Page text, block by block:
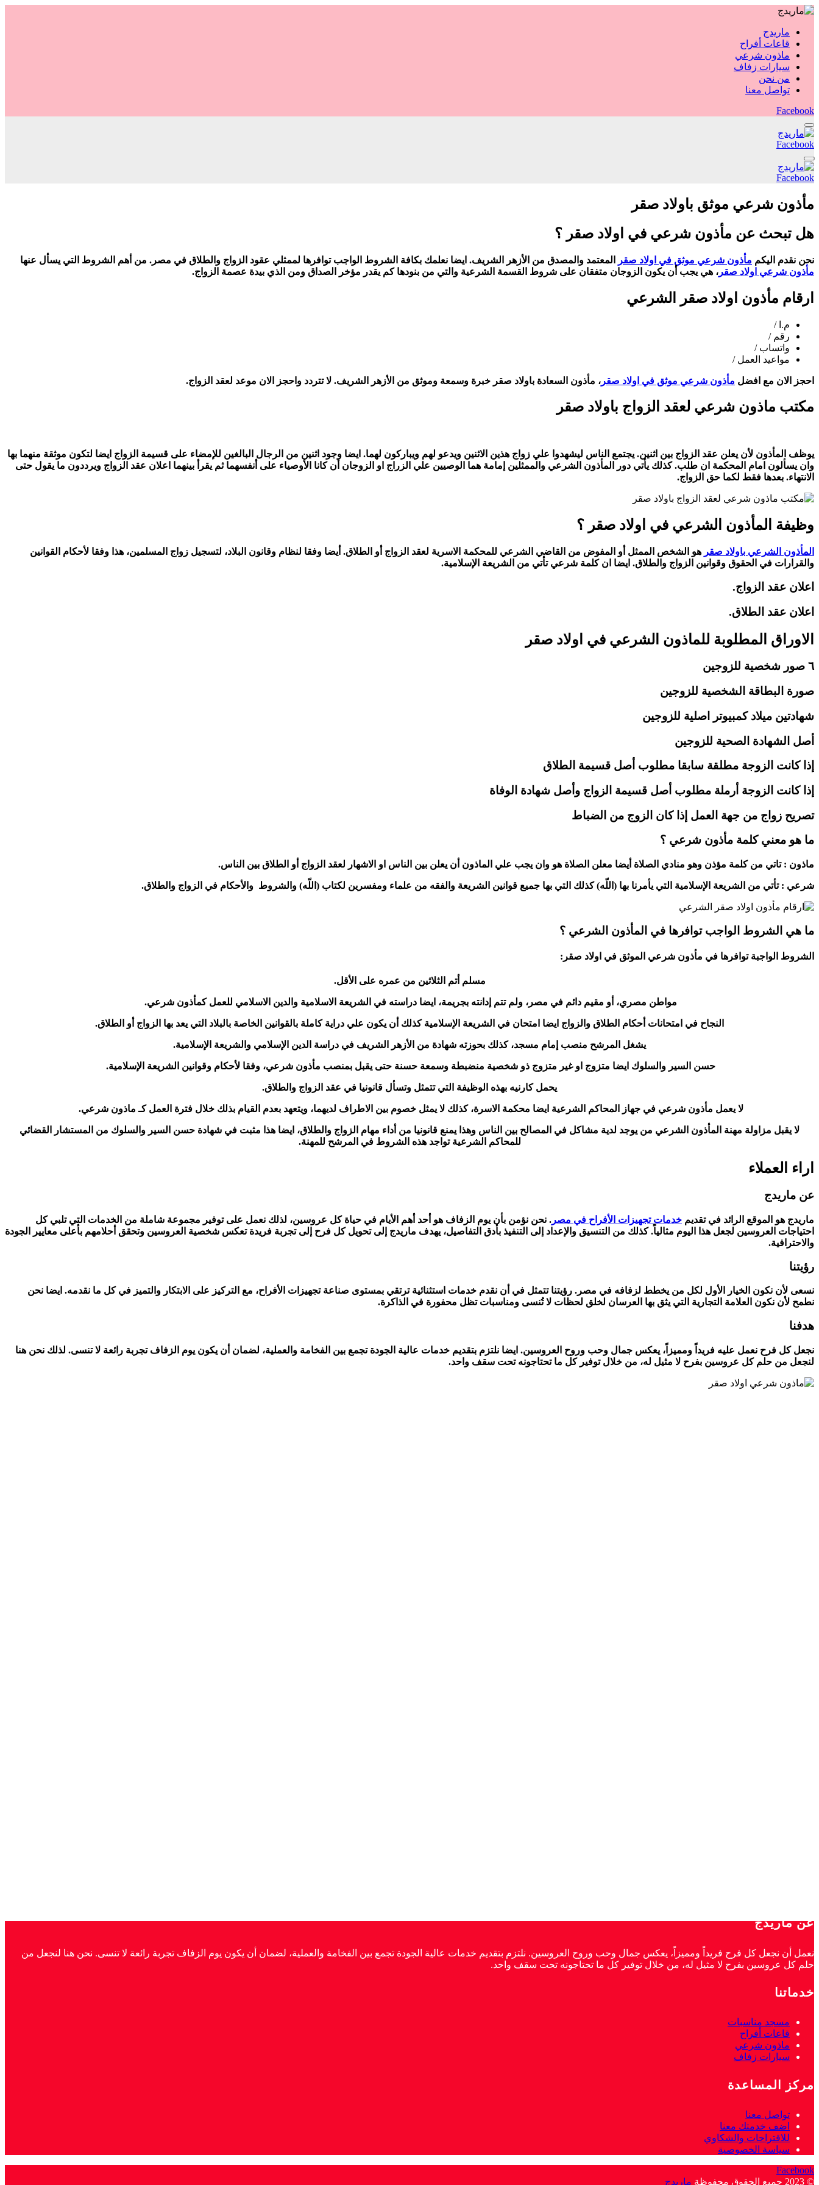
ماريدج
قاعات أفراح
ماذون شرعي
سيارات زفاف
من نحن
تواصل معنا
Facebook
Facebook
Facebook
مأذون شرعي موثق باولاد صقر
هل تبحث عن مأذون شرعي في اولاد صقر ؟
نحن نقدم اليكم مأذون شرعي موثق في اولاد صقر
المعتمد والمصدق من الأزهر الشريف. ايضا نعلمك بكافة الشروط الواجب توافرها لممثلي عقود الزواج والطلاق في مصر. من أهم الشروط التي يسأل عنها
مأذون شرعي اولاد صقر ، هي يجب أن يكون الزوجان متفقان على شروط القسمة الشرعية والتي من بنودها كم يقدر مؤخر الصداق ومن الذي بيدة عصمة الزواج.
ارقام مأذون اولاد صقر الشرعي
م.ا /
رقم /
واتساب /
مواعيد العمل /
احجز الان مع افضل مأذون شرعي موثق في اولاد صقر ، مأذون السعادة باولاد صقر خبرة وسمعة وموثق من الأزهر الشريف. لا تتردد واحجز الان موعد لعقد الزواج.
مكتب ماذون شرعي لعقد الزواج باولاد صقر
يوظف المأذون لأن يعلن عقد الزواج بين اثنين. يجتمع الناس ليشهدوا علي زواج هذين الاثنين ويدعو لهم ويباركون لهما. ايضا وجود اثنين من الرجال البالغين للإمضاء على قسيمة الزواج ايضا لتكون موثقة منهما بها
وان يسألون امام المحكمة ان طلب. كذلك يأتي دور المأذون الشرعي والممثلين إمامة هما الوصيين علي الزراج او الزوجان أن كانا الأوصياء على أنفسهما ثم يقرأ بينهما اعلان عقد الزواج ويرددون ما يقول حتى
الانتهاء. بعدها فقط لكما حق الزواج.
وظيفة المأذون الشرعي في اولاد صقر ؟
المأذون الشرعي باولاد صقر هو الشخص الممثل أو المفوض من القاضي الشرعي للمحكمة الاسرية لعقد الزواج أو الطلاق. أيضا وفقا لنظام وقانون البلاد، لتسجيل زواج المسلمين، هذا وفقا لأحكام القوانين
والقرارات في الحقوق وقوانين الزواج والطلاق. ايضا ان كلمة شرعي تأتي من الشريعة الإسلامية.
اعلان عقد الزواج.
اعلان عقد الطلاق.
الاوراق المطلوبة للماذون الشرعي في اولاد صقر
٦ صور شخصية للزوجين
صورة البطاقة الشخصية للزوجين
شهادتين ميلاد كمبيوتر اصلية للزوجين
أصل الشهادة الصحية للزوجين
إذا كانت الزوجة مطلقة سابقا مطلوب أصل قسيمة الطلاق
إذا كانت الزوجة أرملة مطلوب أصل قسيمة الزواج وأصل شهادة الوفاة
تصريح زواج من جهة العمل إذا كان الزوج من الضباط
ما هو معني كلمة مأذون شرعي ؟
ماذون : تاتي من كلمة مؤذن وهو منادي الصلاة أيضا معلن الصلاة هو وان يجب علي الماذون أن يعلن بين الناس او الاشهار لعقد الزواج أو الطلاق بين الناس.
شرعي : تأتي من الشريعة الإسلامية التي يأمرنا بها (اللّه) كذلك التي بها جميع قوانين الشريعة والفقه من علماء ومفسرين لكتاب (اللّه) والشروط والأحكام في الزواج والطلاق.
ما هي الشروط الواجب توافرها في المأذون الشرعي ؟
الشروط الواجبة توافرها في مأذون شرعي الموثق في اولاد صقر:
مسلم أتم الثلاثين من عمره على الأقل.
مواطن مصري، أو مقيم دائم في مصر، ولم تتم إدانته بجريمة، ايضا دراسته في الشريعة الاسلامية والدين الاسلامي للعمل كمأذون شرعي.
النجاح في امتحانات أحكام الطلاق والزواج ايضا امتحان في الشريعة الإسلامية كذلك أن يكون علي دراية كاملة بالقوانين الخاصة بالبلاد التي يعد بها الزواج أو الطلاق.
يشغل المرشح منصب إمام مسجد، كذلك بحوزته شهادة من الأزهر الشريف في دراسة الدين الإسلامي والشريعة الإسلامية.
حسن السير والسلوك ايضا متزوج او غير متزوج ذو شخصية منضبطة وسمعة حسنة حتى يقبل بمنصب مأذون شرعي، وفقا لأحكام وقوانين الشريعة الإسلامية.
يحمل كارنيه بهذه الوظيفة التي تتمثل وتسأل قانونيا في عقد الزواج والطلاق.
لا يعمل مأذون شرعي في جهاز المحاكم الشرعية ايضا محكمة الاسرة، كذلك لا يمثل خصوم بين الاطراف لديهما، ويتعهد بعدم القيام بذلك خلال فترة العمل كـ ماذون شرعي.
لا يقبل مزاولة مهنة المأذون الشرعي من يوجد لدية مشاكل في المصالح بين الناس وهذا يمنع قانونيا من أداء مهام الزواج والطلاق، ايضا هذا مثبت في شهادة حسن السير والسلوك من المستشار القضائي
للمحاكم الشرعية تواجد هذه الشروط في المرشح للمهنة.
اراء العملاء
عن ماريدج
ماريدج هو الموقع الرائد في تقديم خدمات تجهيزات الأفراح في مصر . نحن نؤمن بأن يوم الزفاف هو أحد أهم الأيام في حياة كل عروسين، لذلك نعمل على توفير مجموعة شاملة من الخدمات التي تلبي كل
احتياجات العروسين لجعل هذا اليوم مثالياً. كذلك من التنسيق والإعداد إلى التنفيذ بأدق التفاصيل، يهدف ماريدج إلى تحويل كل فرح إلى تجربة فريدة تعكس شخصية العروسين وتحقق أحلامهم بأعلى معايير الجودة
والاحترافية.
رؤيتنا
نسعى لأن نكون الخيار الأول لكل من يخطط لزفافه في مصر. رؤيتنا تتمثل في أن نقدم خدمات استثنائية ترتقي بمستوى صناعة تجهيزات الأفراح، مع التركيز على الابتكار والتميز في كل ما نقدمه. ايضا نحن
نطمح لأن نكون العلامة التجارية التي يثق بها العرسان لخلق لحظات لا تُنسى ومناسبات تظل محفورة في الذاكرة.
هدفنا
نجعل كل فرح نعمل عليه فريداً ومميزاً، يعكس جمال وحب وروح العروسين. ايضا نلتزم بتقديم خدمات عالية الجودة تجمع بين الفخامة والعملية، لضمان أن يكون يوم الزفاف تجربة رائعة لا تنسى. لذلك نحن هنا
لنجعل من حلم كل عروسين بفرح لا مثيل له، من خلال توفير كل ما تحتاجونه تحت سقف واحد.
عن ماريدج
نعمل أن نجعل كل فرح فريداً ومميزاً، يعكس جمال وحب وروح العروسين. نلتزم بتقديم خدمات عالية الجودة تجمع بين الفخامة والعملية، لضمان أن يكون يوم الزفاف تجربة رائعة لا تنسى. نحن هنا لنجعل من
حلم كل عروسين بفرح لا مثيل له، من خلال توفير كل ما تحتاجونه تحت سقف واحد.
خدماتنا
مسجد مناسبات
قاعات أفراح
ماذون شرعي
سيارات زفاف
مركز المساعدة
تواصل معنا
اضف خدمتك معنا
للاقتراحات والشكاوي
سياسة الخصوصية
Facebook
© 2023 جميع الحقوق محفوظة
ماريدج